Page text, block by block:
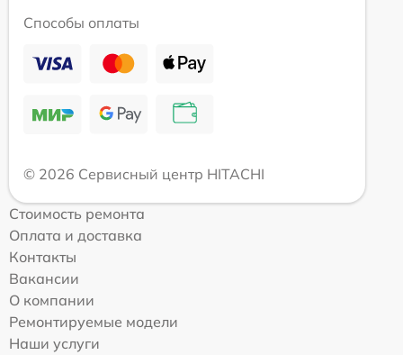
Способы оплаты
© 2026 Сервисный центр HITACHI
Стоимость ремонта
Оплата и доставка
Контакты
Вакансии
О компании
Ремонтируемые модели
Наши услуги